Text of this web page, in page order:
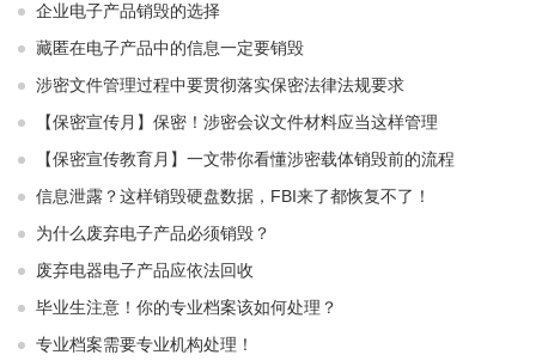
企业电子产品销毁的选择
藏匿在电子产品中的信息一定要销毁
涉密文件管理过程中要贯彻落实保密法律法规要求
【保密宣传月】保密！涉密会议文件材料应当这样管理
【保密宣传教育月】一文带你看懂涉密载体销毁前的流程
信息泄露？这样销毁硬盘数据，FBI来了都恢复不了！
为什么废弃电子产品必须销毁？
废弃电器电子产品应依法回收
毕业生注意！你的专业档案该如何处理？
专业档案需要专业机构处理！